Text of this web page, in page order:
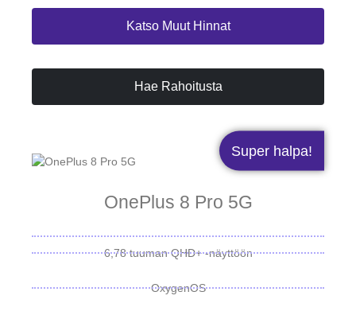
Katso Muut Hinnat
Hae Rahoitusta
Super halpa!
OnePlus 8 Pro 5G
6,78 tuuman QHD+ -näyttöön
OxygenOS